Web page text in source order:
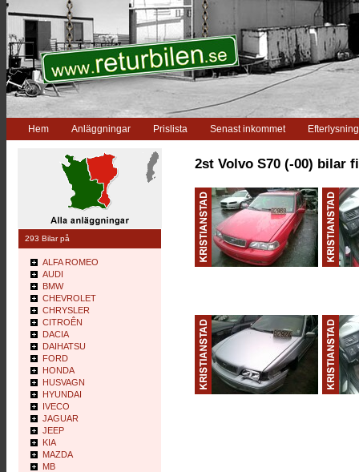
Hem Anläggningar Prislista Senast inkommet Efterlysning
2st Volvo S70 (-00) bilar
293 Bilar på
ALFA ROMEO
AUDI
BMW
CHEVROLET
CHRYSLER
CITROÊN
DACIA
DAIHATSU
FORD
HONDA
HUSVAGN
HYUNDAI
IVECO
JAGUAR
JEEP
KIA
MAZDA
MB